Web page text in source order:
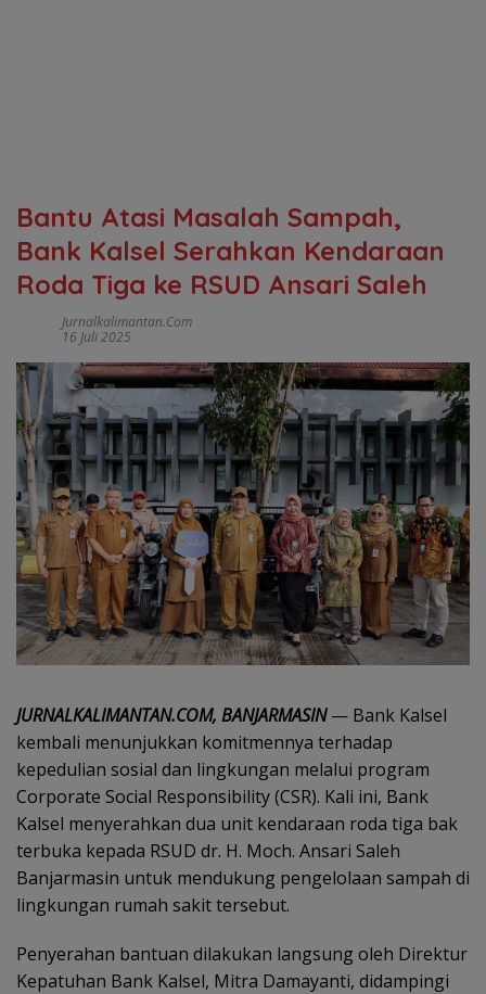
Bantu Atasi Masalah Sampah,
Bank Kalsel Serahkan Kendaraan
Roda Tiga ke RSUD Ansari Saleh
Jurnalkalimantan.com
16 Juli 2025
JURNALKALIMANTAN.COM, BANJARMASIN— Bank Kalsel
kembali menunjukkan komitmennya terhadap
kepedulian sosial dan lingkungan melalui program
Corporate Social Responsibility (CSR). Kali ini, Bank
Kalsel menyerahkan dua unit kendaraan roda tiga bak
terbuka kepada RSUD dr. H. Moch. Ansari Saleh
Banjarmasin untuk mendukung pengelolaan sampah di
lingkungan rumah sakit tersebut.
Penyerahan bantuan dilakukan langsung oleh Direktur
Kepatuhan Bank Kalsel, Mitra Damayanti, didampingi